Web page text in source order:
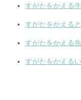
すがたをかえる
すがたをかえる
すがたをかえる魚
すがたをかえる